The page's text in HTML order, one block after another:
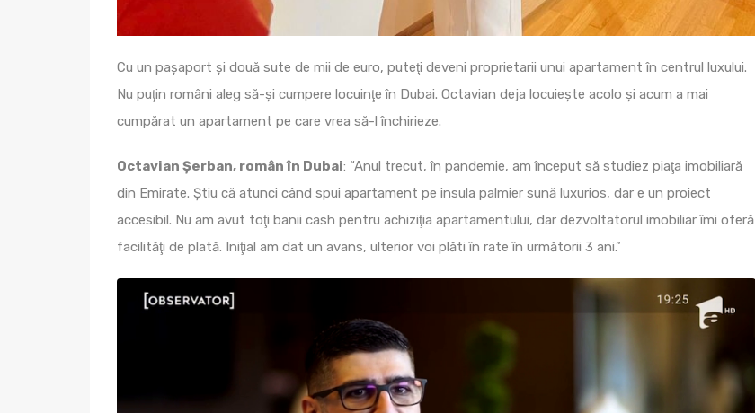
Cu un paşaport şi două sute de mii de euro, puteţi deveni proprietarii unui apartament în centrul luxului.
Nu puţin români aleg să-şi cumpere locuinţe în Dubai. Octavian deja locuieşte acolo şi acum a mai
cumpărat un apartament pe care vrea să-l închirieze.
Octavian Şerban, român în Dubai: “Anul trecut, în pandemie, am început să studiez piaţa imobiliară
din Emirate. Ştiu că atunci când spui apartament pe insula palmier sună luxurios, dar e un proiect
accesibil. Nu am avut toţi banii cash pentru achiziţia apartamentului, dar dezvoltatorul imobiliar îmi oferă
facilităţi de plată. Iniţial am dat un avans, ulterior voi plăti în rate în următorii 3 ani.”